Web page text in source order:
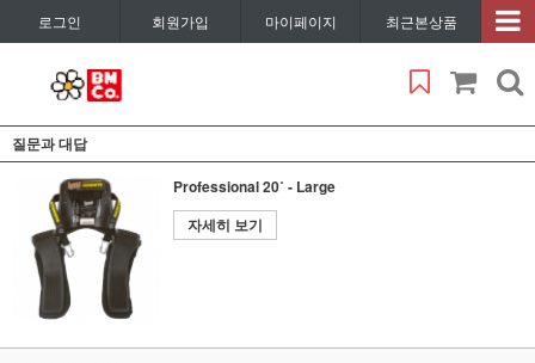
로그인 회원가입 마이페이지 최근본상품
질문과 대답
Professional 20˚ - Large
자세히 보기